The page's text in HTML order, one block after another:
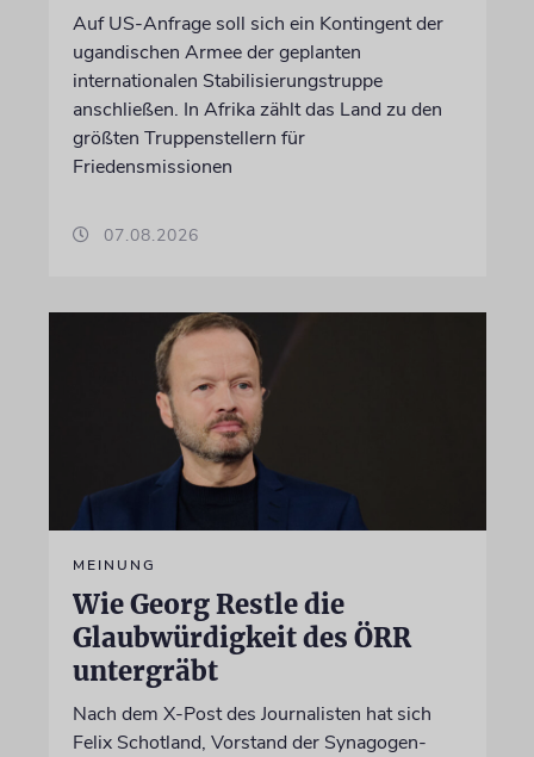
Auf US-Anfrage soll sich ein Kontingent der
ugandischen Armee der geplanten
internationalen Stabilisierungstruppe
anschließen. In Afrika zählt das Land zu den
größten Truppenstellern für
Friedensmissionen
07.08.2026
MEINUNG
Wie Georg Restle die
Glaubwürdigkeit des ÖRR
untergräbt
Nach dem X-Post des Journalisten hat sich
Felix Schotland, Vorstand der Synagogen-